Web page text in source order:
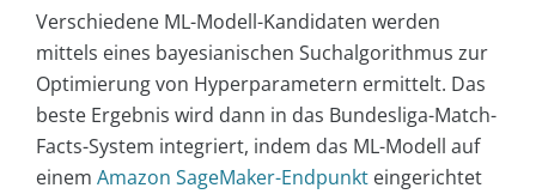
Verschiedene ML-Modell-Kandidaten werden
mittels eines bayesianischen Suchalgorithmus zur
Optimierung von Hyperparametern ermittelt. Das
beste Ergebnis wird dann in das Bundesliga-Match-
Facts-System integriert, indem das ML-Modell auf
einem Amazon SageMaker-Endpunkt eingerichtet